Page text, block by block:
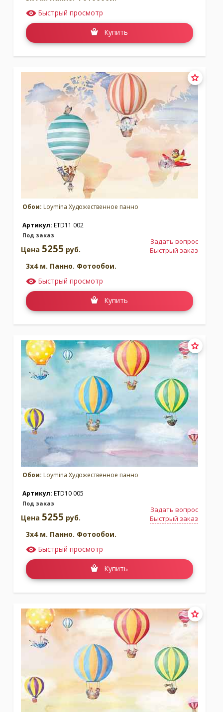
Быстрый просмотр
Купить
Обои: Loymina Художественное панно
Артикул: ETD11 002
Под заказ
Задать вопрос
Быстрый заказ
Цена 5255 руб.
3x4 м. Панно. Фотообои.
Быстрый просмотр
Купить
Обои: Loymina Художественное панно
Артикул: ETD10 005
Под заказ
Задать вопрос
Быстрый заказ
Цена 5255 руб.
3x4 м. Панно. Фотообои.
Быстрый просмотр
Купить